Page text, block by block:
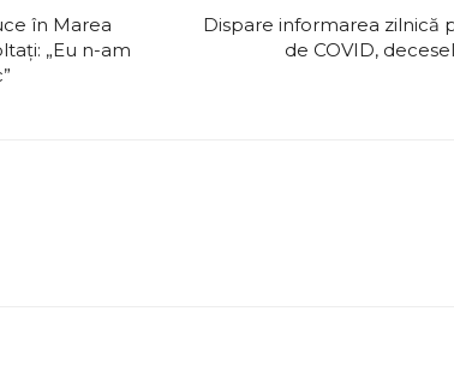
în Marea
„Eu n-am
Dispare informarea zilnică
de COVID,